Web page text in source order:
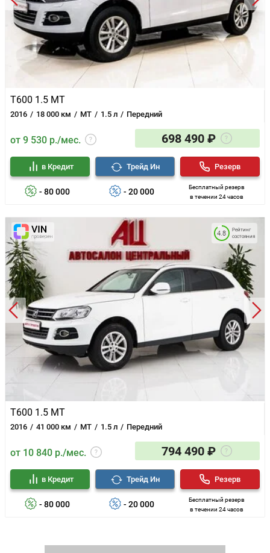
T600 1.5 MT
2016 18 000 км MT 1.5 л Передний
от 9 530 р./мес. 698 490 ₽
- 80 000
в Кредит
- 20 000
Трейд Ин
Бесплатный резерв
в течении 24 часов
Резерв
T600 1.5 MT
2016 41 000 км MT 1.5 л Передний
Рейтинг
состояния
4.8
от 10 840 р./мес. 794 490 ₽
- 80 000
в Кредит
- 20 000
Трейд Ин
Бесплатный резерв
в течении 24 часов
Резерв